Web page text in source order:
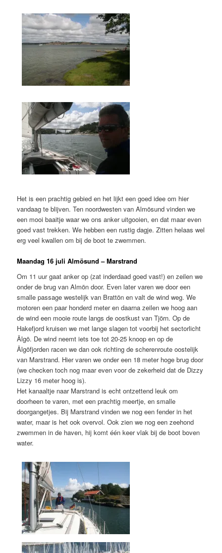
Het is een prachtig gebied en het lijkt een goed idee om hier
vandaag te blijven. Ten noordwesten van Almösund vinden we
een mooi baaitje waar we ons anker uitgooien, en dat maar even
goed vast trekken. We hebben een rustig dagje. Zitten helaas wel
erg veel kwallen om bij de boot te zwemmen.
Maandag 16 juli Almösund – Marstrand
Om 11 uur gaat anker op (zat inderdaad goed vast!) en zeilen we
onder de brug van Almön door. Even later varen we door een
smalle passage westelijk van Brattön en valt de wind weg. We
motoren een paar honderd meter en daarna zeilen we hoog aan
de wind een mooie route langs de oostkust van Tjörn. Op de
Hakefjord kruisen we met lange slagen tot voorbij het sectorlicht
Älgö. De wind neemt iets toe tot 20-25 knoop en op de
Älgöfjorden racen we dan ook richting de scherenroute oostelijk
van Marstrand. Hier varen we onder een 18 meter hoge brug door
(we checken toch nog maar even voor de zekerheid dat de Dizzy
Lizzy 16 meter hoog is).
Het kanaaltje naar Marstrand is echt ontzettend leuk om
doorheen te varen, met een prachtig meertje, en smalle
doorgangetjes. Bij Marstrand vinden we nog een fender in het
water, maar is het ook overvol. Ook zien we nog een zeehond
zwemmen in de haven, hij komt één keer vlak bij de boot boven
water.